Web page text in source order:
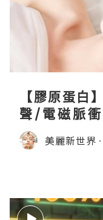
【膠原蛋白
聲/電磁脈
點！
美麗新世界